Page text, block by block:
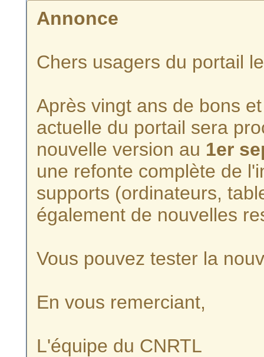
Annonce
Chers usagers du portail
Après vingt ans de bons
actuelle du portail sera
nouvelle version au 1er
une refonte complète de
supports (ordinateurs,
également de nouvelles
Vous pouvez tester la
En vous remerciant,
L'équipe du CNRTL